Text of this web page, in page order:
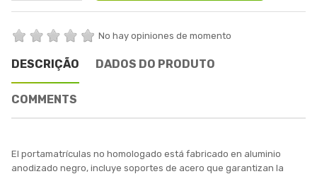
No hay opiniones de momento
DESCRIÇÃO DADOS DO PRODUTO
COMMENTS
El portamatrículas no homologado está fabricado en aluminio
anodizado negro, incluye soportes de acero que garantizan la